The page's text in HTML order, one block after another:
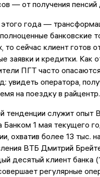
— от получения
этого года —
банковские
то сейчас клиент готов
заявки и кредитки. Как
ПГТ часто
увидеть оператора,
на поездку в райцентр.
тенденции служит опыт
Банком 1 мая текущего
охватив более 13 тыс.
ВТБ Дмитрий
десятый клиент банка
регулярные